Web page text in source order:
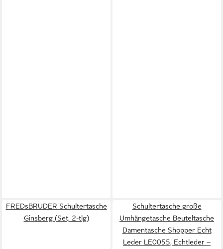
FREDsBRUDER Schultertasche
Ginsberg (Set, 2-tlg)
Schultertasche große
Umhängetasche Beuteltasche
Damentasche Shopper Echt
Leder LE0055, Echtleder –